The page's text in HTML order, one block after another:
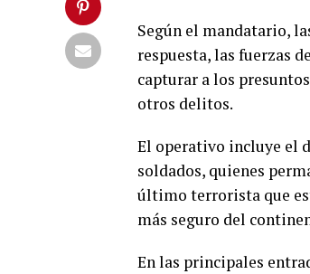
Según el mandatario,
respuesta, las fuerzas
capturar a los
otros delitos.
El operativo incluye el
soldados, quienes
último terrorista que
más seguro del
En las principales